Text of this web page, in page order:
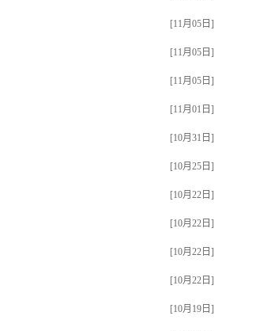
[11月05日]
[11月05日]
[11月05日]
[11月01日]
[10月31日]
[10月25日]
[10月22日]
[10月22日]
[10月22日]
[10月22日]
[10月19日]